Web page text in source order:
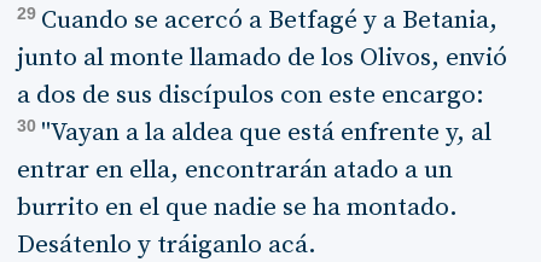
29 Cuando se acercó a Betfagé y a Betania,
junto al monte llamado de los Olivos, envió
a dos de sus discípulos con este encargo:
30 "Vayan a la aldea que está enfrente y, al
entrar en ella, encontrarán atado a un
burrito en el que nadie se ha montado.
Desátenlo y tráiganlo acá.